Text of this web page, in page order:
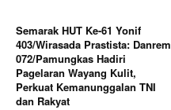
Semarak HUT Ke-61 Yonif
403/Wirasada Prastista: Danrem
072/Pamungkas Hadiri
Pagelaran Wayang Kulit,
Perkuat Kemanunggalan TNI
dan Rakyat